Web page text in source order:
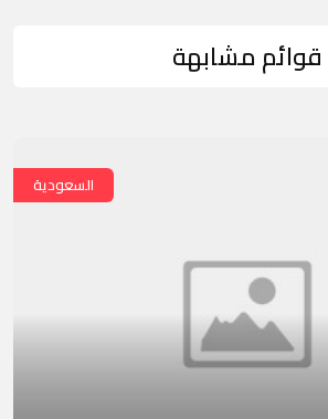
قوائم مشابهة
السعودية